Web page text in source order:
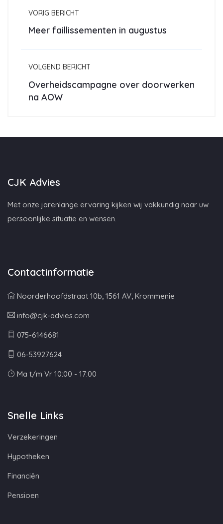
VORIG BERICHT
Meer faillissementen in augustus
VOLGEND BERICHT
Overheidscampagne over doorwerken
na AOW
CJK Advies
Met onze jarenlange ervaring kijken wij vakkundig naar uw
persoonlijke situatie en wensen.
Contactinformatie
Noorderhoofdstraat 10b, 1561 AV, Krommenie
info@cjk-advies.com
075-6146681
06-53927624
Ma t/m Vr 10:00 - 17:00
Snelle Links
Verzekeringen
Hypotheken
Financiën
Pensioen